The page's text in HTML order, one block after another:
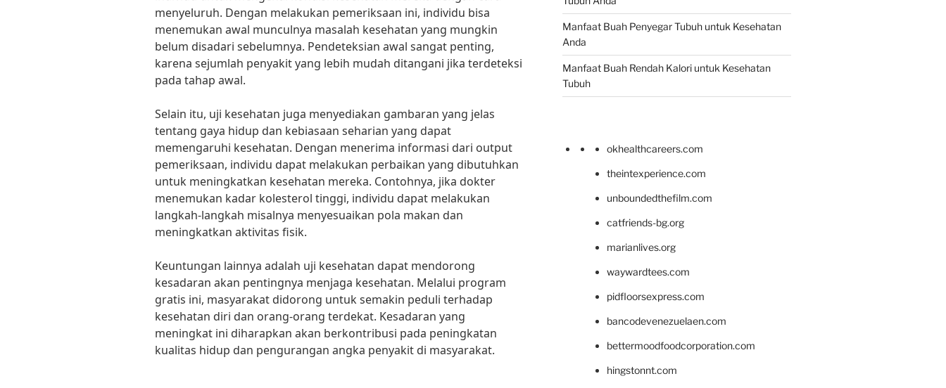
menyeluruh. Dengan melakukan pemeriksaan ini, individu bisa
menemukan awal munculnya masalah kesehatan yang mungkin
belum disadari sebelumnya. Pendeteksian awal sangat penting,
karena sejumlah penyakit yang lebih mudah ditangani jika terdeteksi
pada tahap awal.
Selain itu, uji kesehatan juga menyediakan gambaran yang jelas
tentang gaya hidup dan kebiasaan seharian yang dapat
memengaruhi kesehatan. Dengan menerima informasi dari output
pemeriksaan, individu dapat melakukan perbaikan yang dibutuhkan
untuk meningkatkan kesehatan mereka. Contohnya, jika dokter
menemukan kadar kolesterol tinggi, individu dapat melakukan
langkah-langkah misalnya menyesuaikan pola makan dan
meningkatkan aktivitas fisik.
Keuntungan lainnya adalah uji kesehatan dapat mendorong
kesadaran akan pentingnya menjaga kesehatan. Melalui program
gratis ini, masyarakat didorong untuk semakin peduli terhadap
kesehatan diri dan orang-orang terdekat. Kesadaran yang
meningkat ini diharapkan akan berkontribusi pada peningkatan
kualitas hidup dan pengurangan angka penyakit di masyarakat.
Manfaat Buah Penyegar Tubuh untuk Kesehatan
Anda
Manfaat Buah Rendah Kalori untuk Kesehatan
Tubuh
okhealthcareers.com
theintexperience.com
unboundedthefilm.com
catfriends-bg.org
marianlives.org
waywardtees.com
pidfloorsexpress.com
bancodevenezuelaen.com
bettermoodfoodcorporation.com
hingstonnt.com